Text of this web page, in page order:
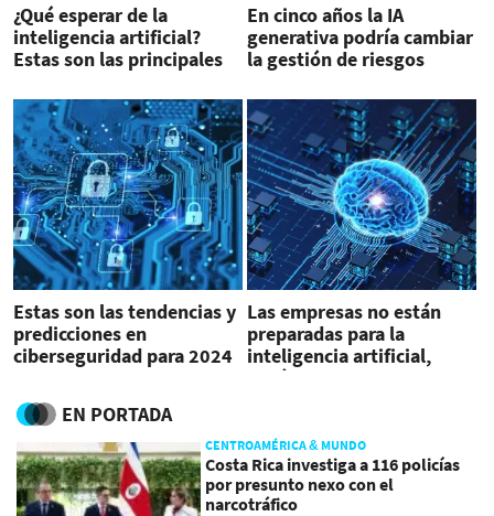
¿Qué esperar de la
inteligencia artificial?
Estas son las principales
En cinco años la IA
generativa podría cambiar
la gestión de riesgos
Estas son las tendencias y
predicciones en
ciberseguridad para 2024
Las empresas no están
preparadas para la
inteligencia artificial,
según un estudio
EN PORTADA
CENTROAMÉRICA & MUNDO
Costa Rica investiga a 116 policías
por presunto nexo con el
narcotráfico